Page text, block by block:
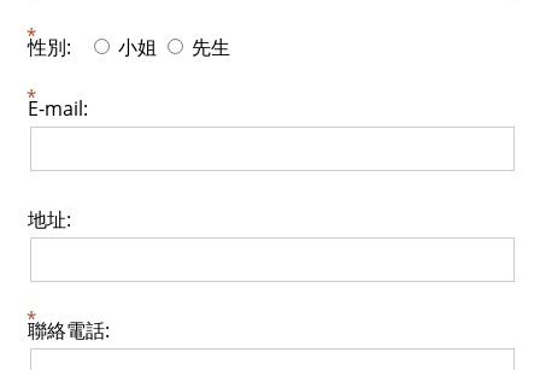
性別: 小姐 先生
E-mail:
地址:
聯絡電話: